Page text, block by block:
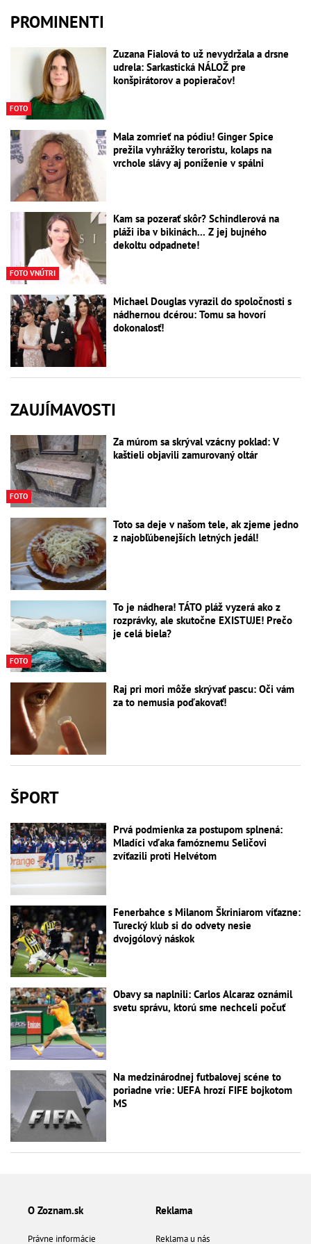
PROMINENTI
FOTO
Zuzana Fialová to už nevydržala a drsne
udrela: Sarkastická NÁLOŽ pre
konšpirátorov a popieračov!
Mala zomrieť na pódiu! Ginger Spice
prežila vyhrážky teroristu, kolaps na
vrchole slávy aj poníženie v spálni
FOTO VNÚTRI
Kam sa pozerať skôr? Schindlerová na
pláži iba v bikinách... Z jej bujného
dekoltu odpadnete!
Michael Douglas vyrazil do spoločnosti s
nádhernou dcérou: Tomu sa hovorí
dokonalosť!
ZAUJÍMAVOSTI
FOTO
Za múrom sa skrýval vzácny poklad: V
kaštieli objavili zamurovaný oltár
Toto sa deje v našom tele, ak zjeme jedno
z najobľúbenejších letných jedál!
FOTO
To je nádhera! TÁTO pláž vyzerá ako z
rozprávky, ale skutočne EXISTUJE! Prečo
je celá biela?
Raj pri mori môže skrývať pascu: Oči vám
za to nemusia poďakovať!
ŠPORT
Prvá podmienka za postupom splnená:
Mladíci vďaka famóznemu Seličovi
zvíťazili proti Helvétom
Fenerbahce s Milanom Škriniarom víťazne:
Turecký klub si do odvety nesie
dvojgólový náskok
Obavy sa naplnili: Carlos Alcaraz oznámil
svetu správu, ktorú sme nechceli počuť
Na medzinárodnej futbalovej scéne to
poriadne vrie: UEFA hrozí FIFE bojkotom
MS
O Zoznam.sk
Právne informácie
Reklama
Reklama u nás